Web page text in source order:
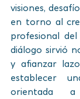
visiones,
en torno al
profesional
diálogo sirvió
y afianzar
establecer
orientada a